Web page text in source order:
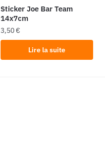
Sticker Joe Bar Team
14x7cm
3,50€
Lire la suite